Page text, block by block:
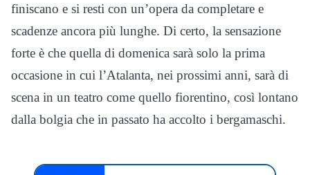
finiscano e si resti con un’opera da completare e
scadenze ancora più lunghe. Di certo, la sensazione
forte è che quella di domenica sarà solo la prima
occasione in cui l’Atalanta, nei prossimi anni, sarà di
scena in un teatro come quello fiorentino, così lontano
dalla bolgia che in passato ha accolto i bergamaschi.